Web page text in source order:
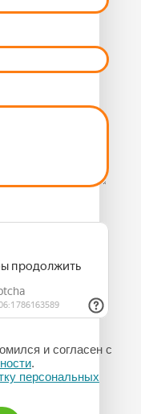
и согласен с
.
персональных